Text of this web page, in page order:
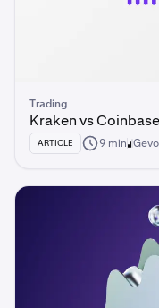
Trading
Kraken vs
ARTICLE 9 min